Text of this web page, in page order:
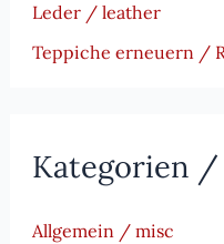
Leder / leather
Teppiche erneuern /
Kategorien /
Allgemein / misc